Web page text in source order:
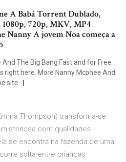
A Babá Torrent Dublado,
720p, MKV, MP4
Nanny A jovem Noa começa a
The Big Bang Fast and for Free.
right here. More Nanny Mcphee And
site
Thompson) transforma-se
com qualidades
se encontra na fazenda de uma
solta entre crianças